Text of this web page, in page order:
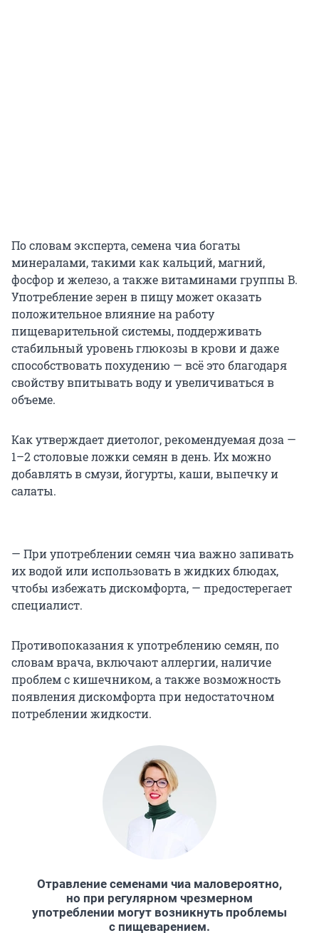
По словам эксперта, семена чиа богаты
минералами, такими как кальций, магний,
фосфор и железо, а также витаминами группы B.
Употребление зерен в пищу может оказать
положительное влияние на работу
пищеварительной системы, поддерживать
стабильный уровень глюкозы в крови и даже
способствовать похудению — всё это благодаря
свойству впитывать воду и увеличиваться в
объеме.
Как утверждает диетолог, рекомендуемая доза —
1–2 столовые ложки семян в день. Их можно
добавлять в смузи, йогурты, каши, выпечку и
салаты.
— При употреблении семян чиа важно запивать
их водой или использовать в жидких блюдах,
чтобы избежать дискомфорта, — предостерегает
специалист.
Противопоказания к употреблению семян, по
словам врача, включают аллергии, наличие
проблем с кишечником, а также возможность
появления дискомфорта при недостаточном
потреблении жидкости.
Отравление семенами чиа маловероятно,
но при регулярном чрезмерном
употреблении могут возникнуть проблемы
с пищеварением.